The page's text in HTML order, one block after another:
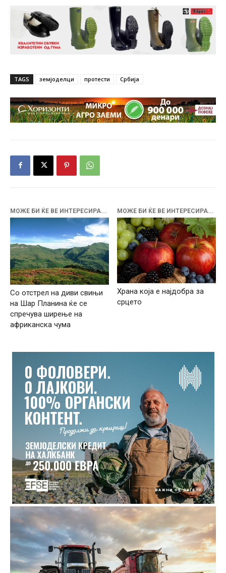
TAGS земјоделци протести Србија
МОЖЕ БИ ЌЕ ВЕ ИНТЕРЕСИРА...
Со отстрел на диви свињи
на Шар Планина ќе се
спречува ширење на
африканска чума
МОЖЕ БИ ЌЕ ВЕ ИНТЕРЕСИРА...
Храна која е најдобра за
срцето